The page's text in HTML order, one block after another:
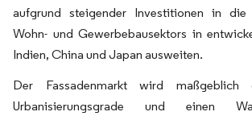
aufgrund steigender Investitionen in die
Wohn- und Gewerbebausektors in
Indien, China und Japan ausweiten.
Der Fassadenmarkt wird maßgeblich
Urbanisierungsgrade und einen